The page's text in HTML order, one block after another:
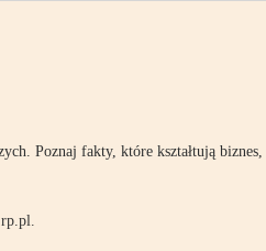
Poznaj fakty, które kształtują biznes,